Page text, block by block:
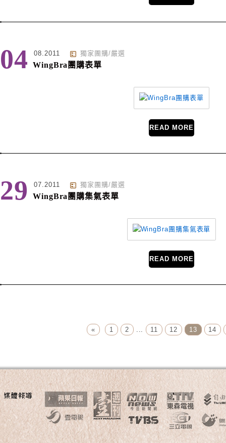
04 08.2011 獨家團購/嚴選
WingBra團購表單
READ MORE
29 07.2011 獨家團購/嚴選
WingBra團購集氣表單
READ MORE
« 1 2 ... 11 12 13 14